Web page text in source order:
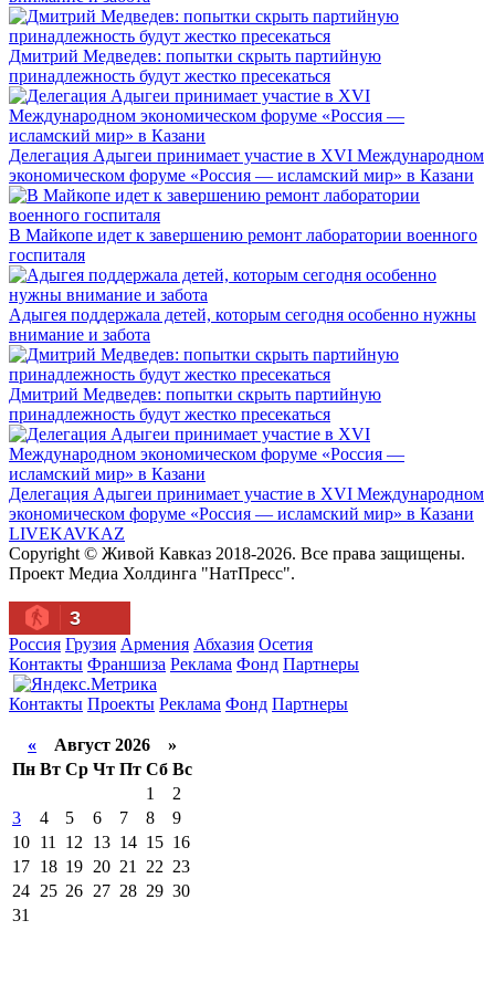
Дмитрий Медведев: попытки скрыть партийную
принадлежность будут жестко пресекаться
Делегация Адыгеи принимает участие в XVI Международном
экономическом форуме «Россия — исламский мир» в Казани
В Майкопе идет к завершению ремонт лаборатории военного
госпиталя
Адыгея поддержала детей, которым сегодня особенно нужны
внимание и забота
Дмитрий Медведев: попытки скрыть партийную
принадлежность будут жестко пресекаться
Делегация Адыгеи принимает участие в XVI Международном
экономическом форуме «Россия — исламский мир» в Казани
LIVEKAVKAZ
Copyright © Живой Кавказ 2018-2026. Все права защищены.
Проект Медиа Холдинга "НатПресс".
3
Россия Грузия Армения Абхазия Осетия
Контакты Франшиза Реклама Фонд Партнеры
Контакты Проекты Реклама Фонд Партнеры
« Август 2026 »
Пн Вт Ср Чт Пт Сб Вс
1
2
3
4 5 6 7 8
9
10 11 12 13 14 15 16
17 18 19 20 21 22 23
24 25 26 27 28 29 30
31